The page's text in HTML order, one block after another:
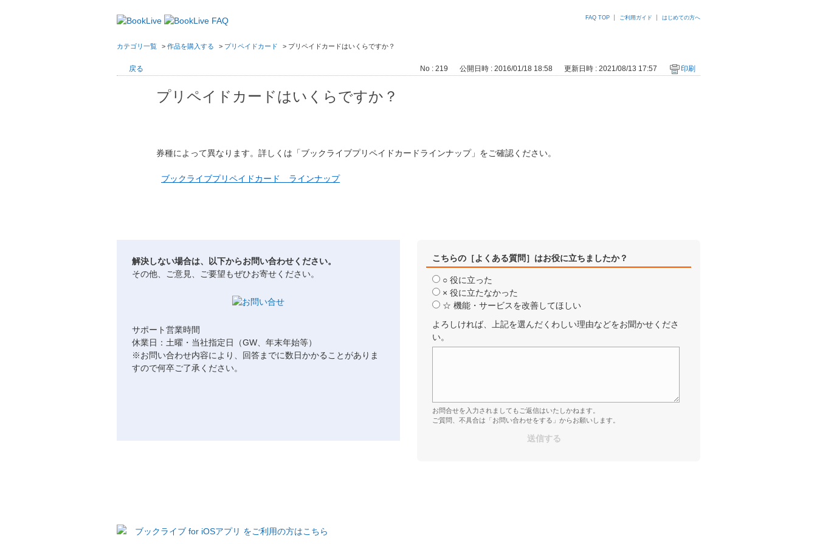
FAQ TOP ご利用ガイド はじめての方へ
カテゴリ一覧 > 作品を購入する > プリペイドカード > プリペイドカードはいくらですか？
戻る No : 219 公開日時 : 2016/01/18 18:58 更新日時 : 2021/08/13 17:57 印刷
プリペイドカードはいくらですか？
券種によって異なります。詳しくは「ブックライブプリペイドカードラインナップ」をご確認ください。
ブックライブプリペイドカード ラインナップ
解決しない場合は、以下からお問い合わせください。
その他、ご意見、ご要望もぜひお寄せください。
サポート営業時間
休業日：土曜・当社指定日（GW、年末年始等）
※お問い合わせ内容により、回答までに数日かかることがありま
すので何卒ご了承ください。
こちらの［よくある質問］はお役に立ちましたか？
○ 役に立った
× 役に立たなかった
☆ 機能・サービスを改善してほしい
よろしければ、上記を選んだくわしい理由などをお聞かせくださ
い。
お問合せを入力されましてもご返信はいたしかねます。
ご質問、不具合は「お問い合わせをする」からお願いします。
ブックライブ for iOSアプリ をご利用の方はこちら